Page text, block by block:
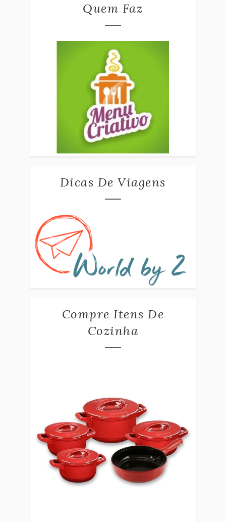
Quem Faz
Dicas De Viagens
Compre Itens De
Cozinha